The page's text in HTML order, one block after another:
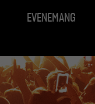
EVENEMANG